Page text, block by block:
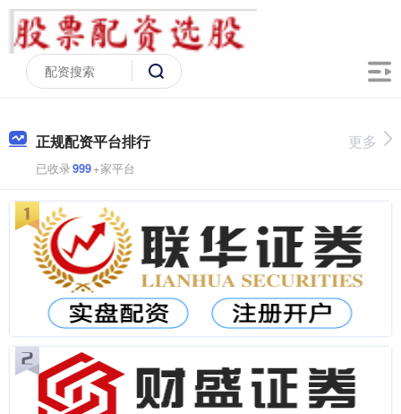
正规配资平台排行
已收录999+家平台
更多